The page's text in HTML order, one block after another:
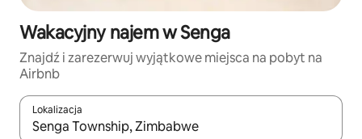
Wakacyjny najem w Senga
Znajdź i zarezerwuj wyjątkowe miejsca na pobyt na
Airbnb
Lokalizacja
Gdy wyniki będą dostępne, możesz poruszać się po nich za